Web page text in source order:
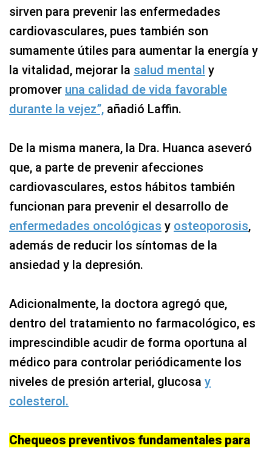
sirven para prevenir las enfermedades
cardiovasculares, pues también son
sumamente útiles para aumentar la energía y
la vitalidad, mejorar la salud mental y
promover una calidad de vida favorable
durante la vejez”, añadió Laffin.
De la misma manera, la Dra. Huanca aseveró
que, a parte de prevenir afecciones
cardiovasculares, estos hábitos también
funcionan para prevenir el desarrollo de
enfermedades oncológicas y osteoporosis,
además de reducir los síntomas de la
ansiedad y la depresión.
Adicionalmente, la doctora agregó que,
dentro del tratamiento no farmacológico, es
imprescindible acudir de forma oportuna al
médico para controlar periódicamente los
niveles de presión arterial, glucosa y
colesterol.
Chequeos preventivos fundamentales para